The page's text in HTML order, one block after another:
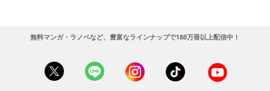
無料マンガ・ラノベなど、豊富なラインナップで188万冊以上配信中！